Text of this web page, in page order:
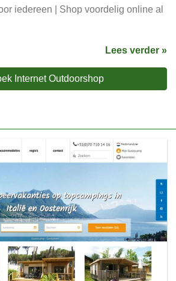
iedereen | Shop voordelig online al
Lees verder »
Internet Outdoorshop